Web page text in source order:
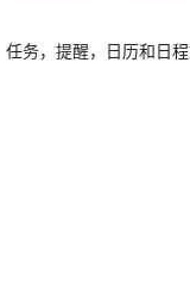
务，提醒，日历和日